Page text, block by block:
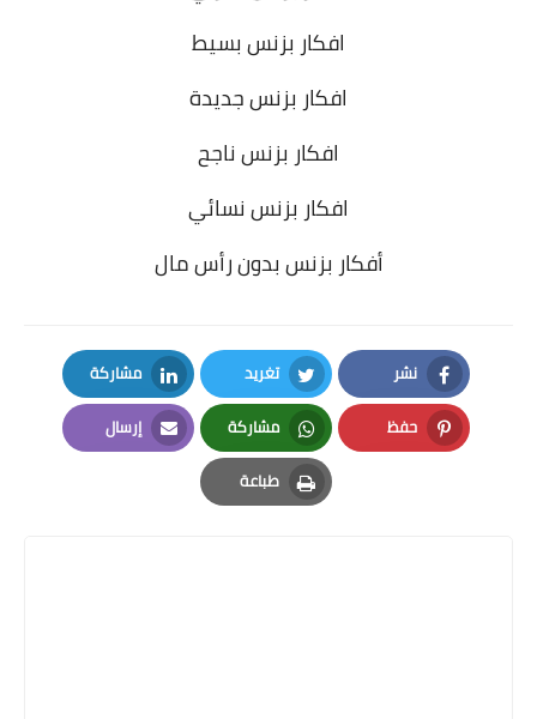
افكار بزنس بسيط
افكار بزنس جديدة
افكار بزنس ناجح
افكار بزنس نسائي
أفكار بزنس بدون رأس مال
نشر
Facebook
تغريد
Twitter
مشاركة
LinkedIn
حفظ
Pinterest
مشاركة
Whatsapp
إرسال
Email
طباعة
Print